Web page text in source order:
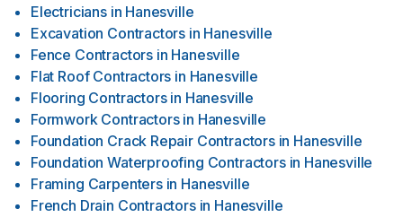
Electricians in Hanesville
Excavation Contractors in Hanesville
Fence Contractors in Hanesville
Flat Roof Contractors in Hanesville
Flooring Contractors in Hanesville
Formwork Contractors in Hanesville
Foundation Crack Repair Contractors in Hanesville
Foundation Waterproofing Contractors in Hanesville
Framing Carpenters in Hanesville
French Drain Contractors in Hanesville